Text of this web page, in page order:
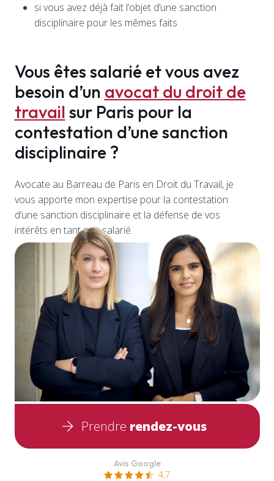
si vous avez déjà fait l’objet d’une sanction
disciplinaire pour les mêmes faits
Vous êtes salarié et vous avez
besoin d’un avocat du droit de
travail sur Paris pour la
contestation d’une sanction
disciplinaire ?
Avocate au Barreau de Paris en Droit du Travail, je
vous apporte mon expertise pour la contestation
d’une sanction disciplinaire et la défense de vos
intérêts en tant que salarié.
Prendre rendez-vous
Avis Google
4,7